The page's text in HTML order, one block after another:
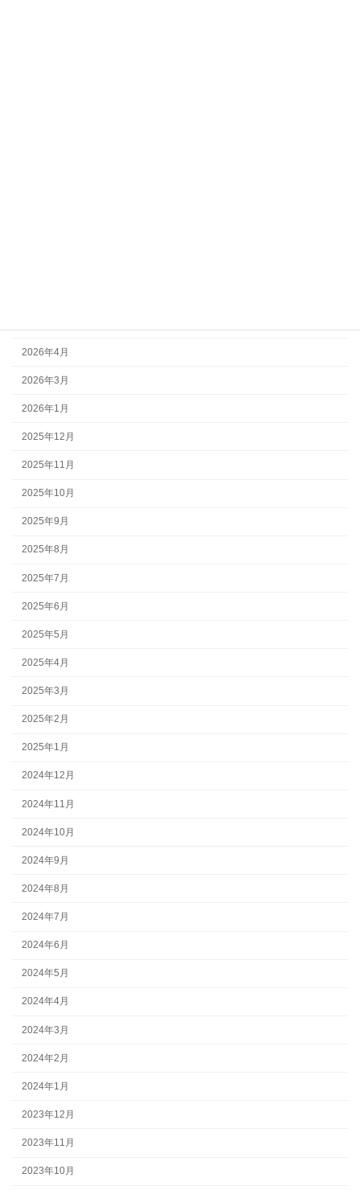
2026年4月
2026年3月
2026年1月
2025年12月
2025年11月
2025年10月
2025年9月
2025年8月
2025年7月
2025年6月
2025年5月
2025年4月
2025年3月
2025年2月
2025年1月
2024年12月
2024年11月
2024年10月
2024年9月
2024年8月
2024年7月
2024年6月
2024年5月
2024年4月
2024年3月
2024年2月
2024年1月
2023年12月
2023年11月
2023年10月